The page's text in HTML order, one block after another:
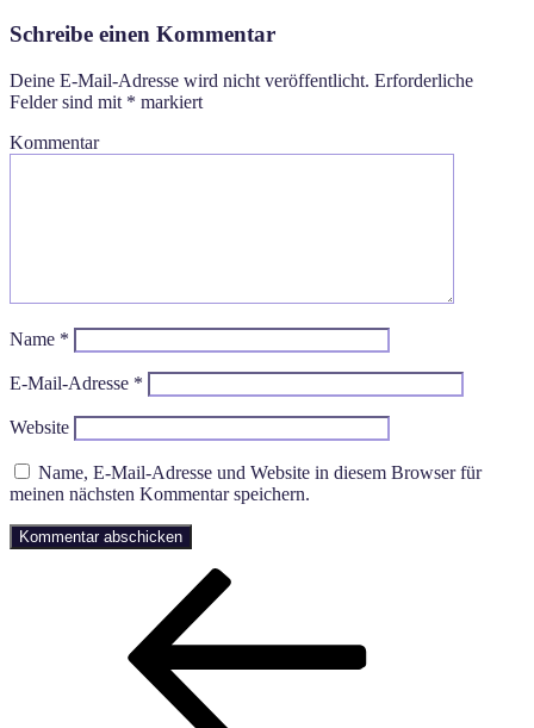
Schreibe einen Kommentar
Deine E-Mail-Adresse wird nicht veröffentlicht. Erforderliche
Felder sind mit * markiert
Kommentar
Name *
E-Mail-Adresse *
Website
Name, E-Mail-Adresse und Website in diesem Browser für
meinen nächsten Kommentar speichern.
Beitragsnavigation